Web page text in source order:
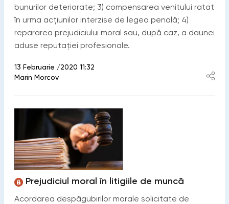
bunurilor deteriorate; 3) compensarea venitului ratat
în urma acțiunilor interzise de legea penală; 4)
repararea prejudiciului moral sau, după caz, a daunei
aduse reputației profesionale.
13 Februarie /2020 11:32
Marin Morcov
Prejudiciul moral în litigiile de muncă
Acordarea despăgubirilor morale solicitate de